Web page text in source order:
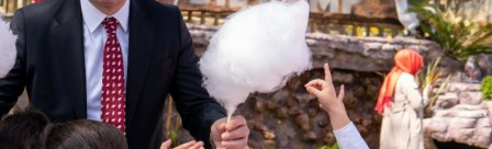
Tavşancıl’a yeni sosyal
tesis